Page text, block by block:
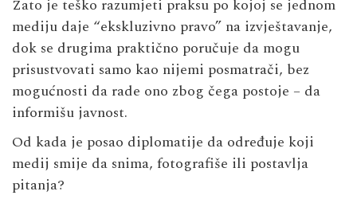
Zato je teško razumjeti praksu po kojoj se jednom
mediju daje “ekskluzivno pravo” na izvještavanje,
dok se drugima praktično poručuje da mogu
prisustvovati samo kao nijemi posmatrači, bez
mogućnosti da rade ono zbog čega postoje – da
informišu javnost.
Od kada je posao diplomatije da određuje koji
medij smije da snima, fotografiše ili postavlja
pitanja?